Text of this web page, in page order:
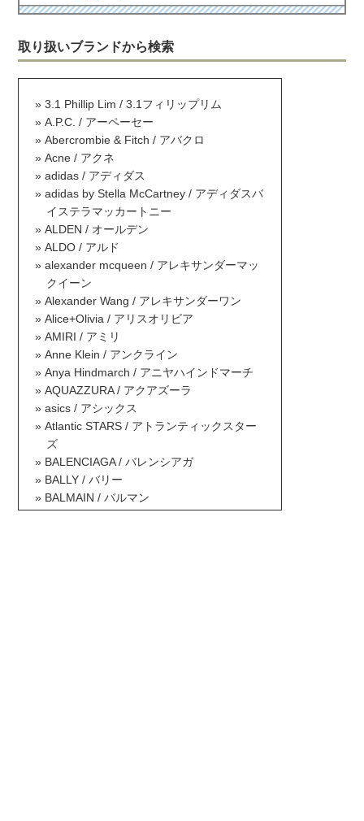
取り扱いブランドから検索
3.1 Phillip Lim / 3.1フィリップリム
A.P.C. / アーペーセー
Abercrombie & Fitch / アバクロ
Acne / アクネ
adidas / アディダス
adidas by Stella McCartney / アディダスバ
イステラマッカートニー
ALDEN / オールデン
ALDO / アルド
alexander mcqueen / アレキサンダーマッ
クイーン
Alexander Wang / アレキサンダーワン
Alice+Olivia / アリスオリビア
AMIRI / アミリ
Anne Klein / アンクライン
Anya Hindmarch / アニヤハインドマーチ
AQUAZZURA / アクアズーラ
asics / アシックス
Atlantic STARS / アトランティックスター
ズ
BALENCIAGA / バレンシアガ
BALLY / バリー
BALMAIN / バルマン